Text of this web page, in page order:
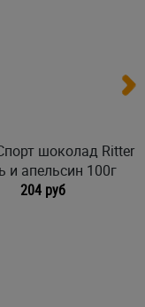
шоколад Ritter
и апельсин 100г
204 руб